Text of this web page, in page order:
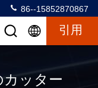
86--15852870867
引用
ッター